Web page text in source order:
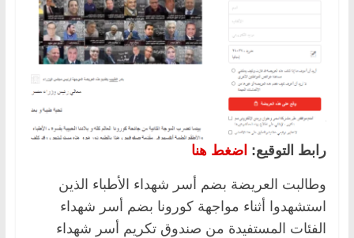
رابط التوقيع: اضغط هنا
وطالبت العريضة بضم أسر شهداء الأطباء الذين
استشهدوا أثناء مواجهة كورونا بضم أسر شهداء
الفئات المستفيدة من صندوق تكريم أسر شهداء